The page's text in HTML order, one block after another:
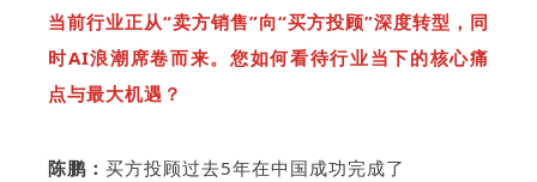
当前行业正从“卖方销售”向“买方投顾”深度转型，同
时AI浪潮席卷而来。您如何看待行业当下的核心痛
点与最大机遇？
陈鹏： 买方投顾过去5年在中国成功完成了